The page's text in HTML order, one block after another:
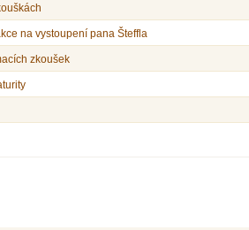
na vystoupení pana Šteffla
zkoušek